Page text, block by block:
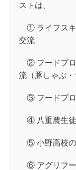
ストは、
① ライフスキ
交流
② フードプロ
流（豚しゃぶ・
③ フードプロ
④ 八重農生徒
⑤ 小野高校の
⑥ アグリフー